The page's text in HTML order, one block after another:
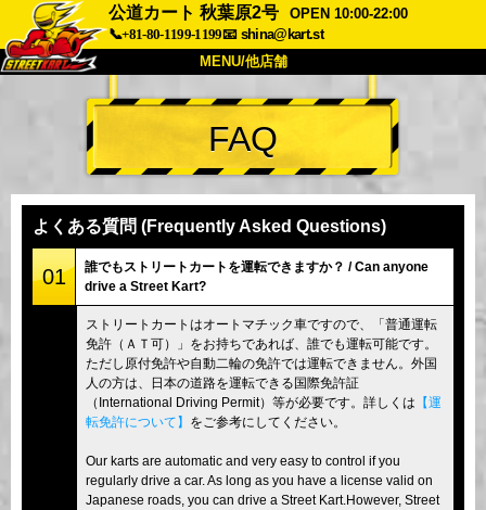
公道カート 秋葉原2号
OPEN 10:00-22:00
📞+81-80-1199-1199📧 shina@kart.st
MENU/他店舗
トップ
概要 車両 価格
会社 予約
他店舗
東京 品川
東京 秋葉原 #2 東京 渋谷
東京 渋谷アネックス 東京ベイ
東京 浅草 大阪
FAQ
よくある質問 (Frequently Asked Questions)
01
誰でもストリートカートを運転できますか？ / Can anyone
drive a Street Kart?
ストリートカートはオートマチック車ですので、「普通運転
免許（ＡＴ可）」をお持ちであれば、誰でも運転可能です。
ただし原付免許や自動二輪の免許では運転できません。外国
人の方は、日本の道路を運転できる国際免許証
（International Driving Permit）等が必要です。詳しくは 【運
転免許について】 をご参考にしてください。
Our karts are automatic and very easy to control if you
regularly drive a car. As long as you have a license valid on
Japanese roads, you can drive a Street Kart.However, Street